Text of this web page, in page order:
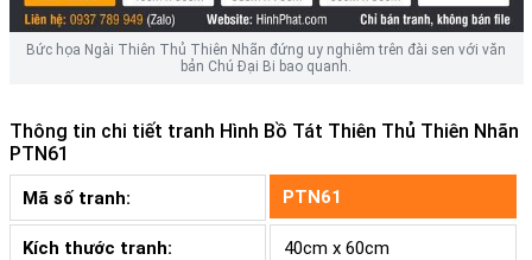
Bức họa Ngài Thiên Thủ Thiên Nhãn đứng uy nghiêm trên đài sen với văn
bản Chú Đại Bi bao quanh.
Thông tin chi tiết tranh Hình Bồ Tát Thiên Thủ Thiên Nhãn
PTN61
Mã số tranh: PTN61
Kích thước tranh: 40cm x 60cm